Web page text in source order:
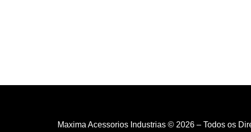
Maxima Acessorios Industrias © 2026 – Todos os